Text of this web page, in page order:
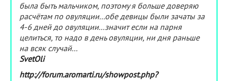
была быть мальчиком, поэтому я больше доверяю
расчётам по овуляции...обе девицы были зачаты за
4-6 дней до овуляции...значит если на парня
целиться, то надо в день овуляции, ни дня раньше
на всяк случай...
SvetOli
http://forum.aromarti.ru/showpost.php?